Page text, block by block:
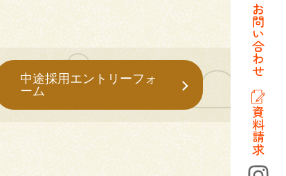
お問い合わせ
資料請求
中途採用エントリーフォ
ーム